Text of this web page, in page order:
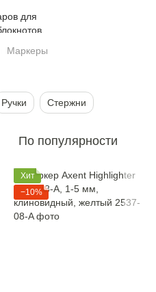
Маркеры
Ручки Стержни
По популярности
Хит
−10%